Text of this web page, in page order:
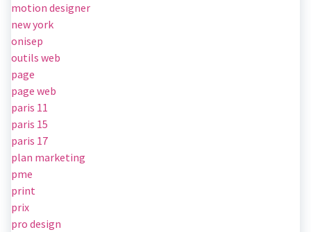
motion designer
new york
onisep
outils web
page
page web
paris 11
paris 15
paris 17
plan marketing
pme
print
prix
pro design